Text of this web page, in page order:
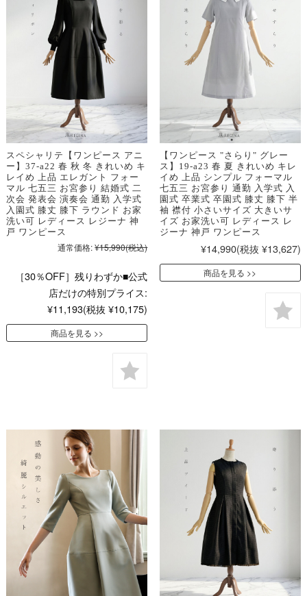
スペシャリテ【ワンピース アニ
ー】37-a22 春 秋 冬 きれいめ キ
レイめ 上品 エレガント フォー
マル 七五三 お宮参り 結婚式 二
次会 発表会 演奏会 通勤 入学式
入園式 膝丈 膝下 ラウンド お家
洗い可 レディース レジーナ 神
戸 ワンピース
通常価格:¥15,990(税込)
［30％OFF］残りわずか■公式
店だけの特別プライス:
¥11,193(税抜 ¥10,175)
商品を見る
【ワンピース "さらり" グレー
ス】19-a23 春 夏 きれいめ キレ
イめ 上品 シンプル フォーマル
七五三 お宮参り 通勤 入学式 入
園式 卒業式 卒園式 膝丈 膝下 半
袖 襟付 小さいサイズ 大きいサ
イズ お家洗い可 レディース レ
ジーナ 神戸 ワンピース
¥14,990(税抜 ¥13,627)
商品を見る